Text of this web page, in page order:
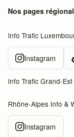
Nos pages
Info Trafic
Instagram
Info Trafic Grand-Est
Rhône-Alpes Info &
Instagram